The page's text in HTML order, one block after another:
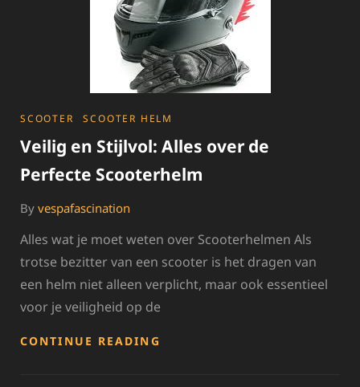
CATEGORIES
SCOOTER SCOOTER HELM
Veilig en Stijlvol: Alles over de
Perfecte Scooterhelm
By vespafascination
Alles wat je moet weten over Scooterhelmen Als
trotse bezitter van een scooter is het dragen van
een helm niet alleen verplicht, maar ook essentieel
voor je veiligheid op de
CONTINUE READING